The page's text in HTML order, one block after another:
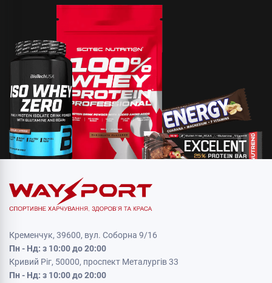
Кременчук, 39600, вул. Соборна 9/16
Пн - Нд: з 10:00 до 20:00
Кривий Ріг, 50000, проспект Металургів 33
Пн - Нд: з 10:00 до 20:00